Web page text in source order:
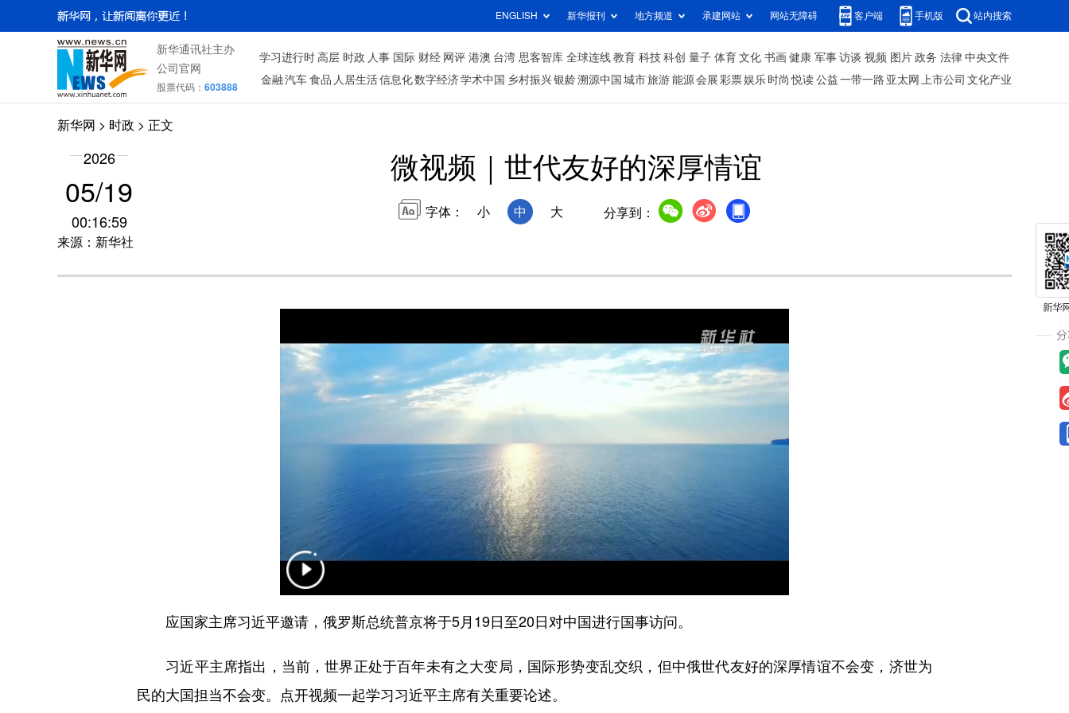
ENGLISH 新华报刊 地方频道 承建网站 网站无障碍 客户端 手机版 站内搜索
新华通讯社主办
公司官网
股票代码： 603888
学习进行时 高层 时政 人事 国际 财经 网评 港澳 台湾 思客智库 全球连线 教育 科技 科创 量子 体育 文化 书画 健康 军事 访谈 视频 图片 政务 法律 中央文件
金融 汽车 食品 人居生活信息化数字经济学术中国 乡村振兴银龄溯源中国 城市旅游 能源 会展 彩票娱乐 时尚 悦读 公益 一带一路 亚太网 上市公司 文化产业
新华网 > 时政 > 正文
2026
05/19
00:16:59
来源：新华社
微视频｜世代友好的深厚情谊
字体： 小 中 大 分享到：
应国家主席习近平邀请，俄罗斯总统普京将于5月19日至20日对中国进行国事访问。
习近平主席指出，当前，世界正处于百年未有之大变局，国际形势变乱交织，但中俄世代友好的深厚情谊不会变，济世为
民的大国担当不会变。点开视频一起学习习近平主席有关重要论述。